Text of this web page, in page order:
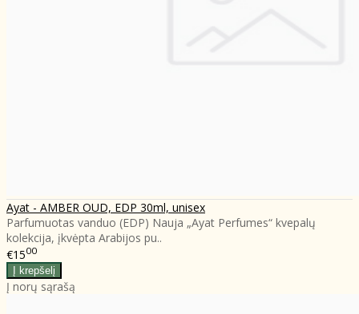
Ayat - AMBER OUD, EDP 30ml, unisex
Parfumuotas vanduo (EDP) Nauja „Ayat Perfumes“ kvepalų
kolekcija, įkvėpta Arabijos pu..
€1500
Į norų sąrašą